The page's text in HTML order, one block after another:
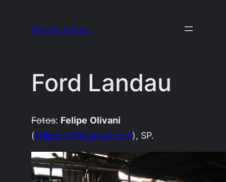
Carros Inúteis
Ford Landau
Fotos: Felipe Olivani
(felipeco95@gmail.com), SP.